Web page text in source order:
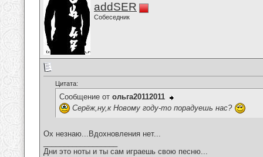
addSER
Собеседник
Цитата:
Сообщение от ольга20112011
Серёж,ну,к Новому году-то порадуешь нас?
Ох незнаю...Вдохновления нет...
Дни это ноты и ты сам играешь свою песню...